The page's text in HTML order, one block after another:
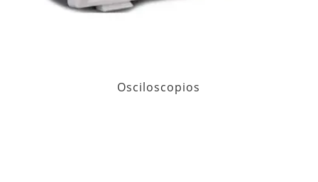
Osciloscopios